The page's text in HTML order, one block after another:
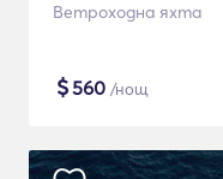
Ветроходна яхта
$560 /нощ